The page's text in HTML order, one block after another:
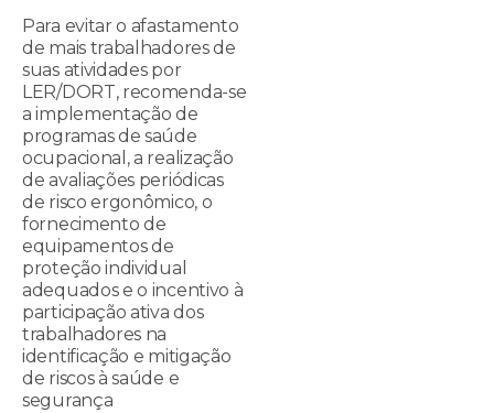
Para evitar o afastamento
de mais trabalhadores de
suas atividades por
LER/DORT, recomenda-se
a implementação de
programas de saúde
ocupacional, a realização
de avaliações periódicas
de risco ergonômico, o
fornecimento de
equipamentos de
proteção individual
adequados e o incentivo à
participação ativa dos
trabalhadores na
identificação e mitigação
de riscos à saúde e
segurança